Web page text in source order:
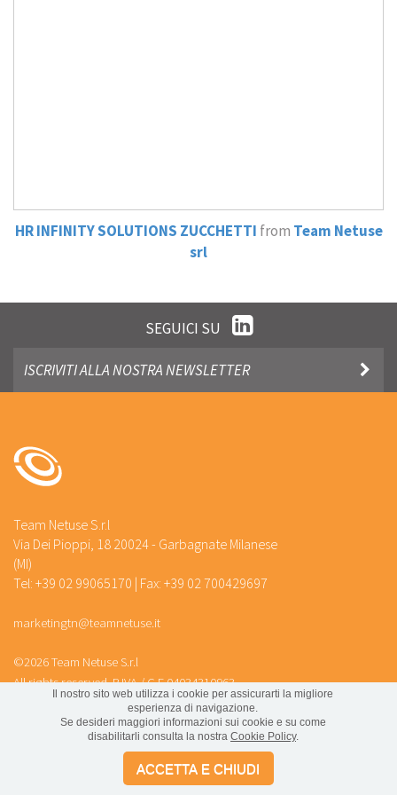
Gestione studi legali
Intelligenza Artificiale
NEWS
CONTATTI
HR INFINITY SOLUTIONS ZUCCHETTI from Team Netuse
srl
SEGUICI SU
Team Netuse S.r.l
Via Dei Pioppi, 18 20024 - Garbagnate Milanese
(MI)
Tel: +39 02 99065170 | Fax: +39 02 700429697
marketingtn@teamnetuse.it
©2026 Team Netuse S.r.l
All rights reserved. P.IVA / C.F 04034310963
Privacy policy/Cookies policy
Il nostro sito web utilizza i cookie per assicurarti la migliore
esperienza di navigazione.
Se desideri maggiori informazioni sui cookie e su come
disabilitarli consulta la nostra Cookie Policy.
ACCETTA E CHIUDI